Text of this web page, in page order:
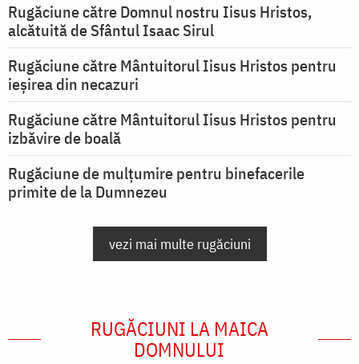
Rugăciune către Domnul nostru Iisus Hristos,
alcătuită de Sfântul Isaac Sirul
Rugăciune către Mântuitorul Iisus Hristos pentru
ieşirea din necazuri
Rugăciune către Mântuitorul Iisus Hristos pentru
izbăvire de boală
Rugăciune de mulțumire pentru binefacerile
primite de la Dumnezeu
vezi mai multe rugăciuni
RUGĂCIUNI LA MAICA
DOMNULUI